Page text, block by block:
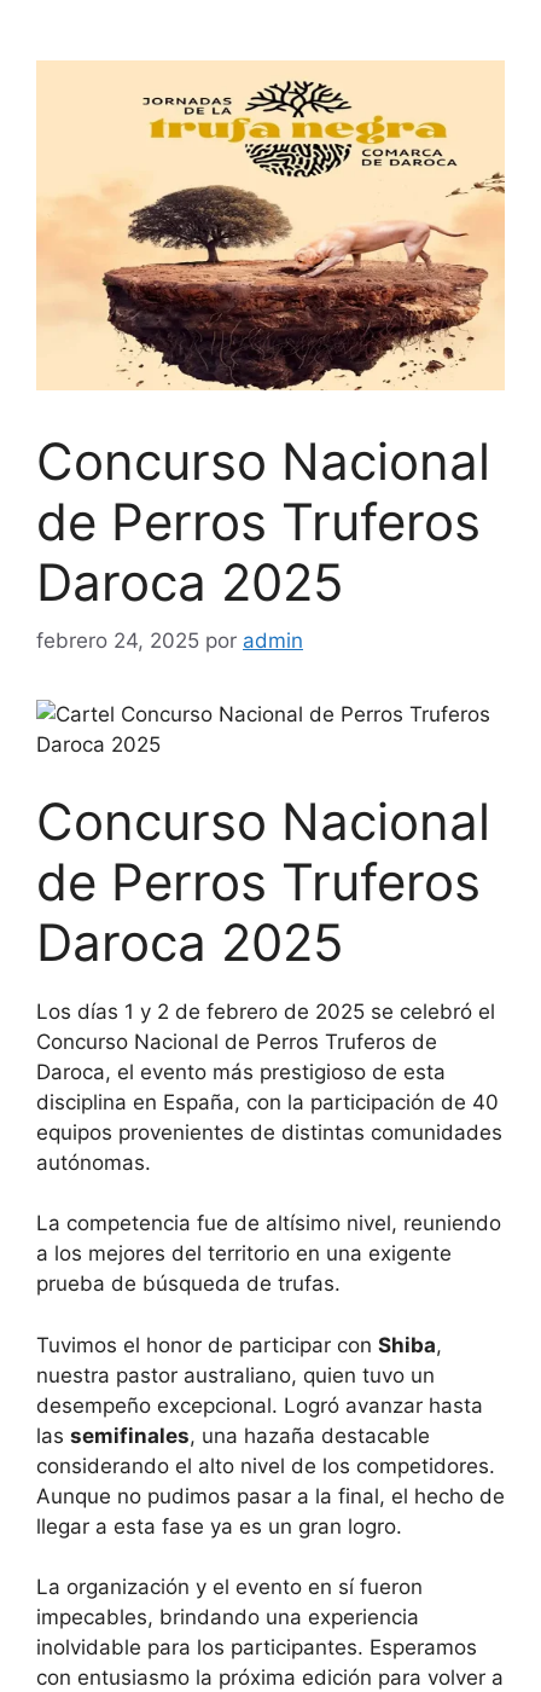
Concurso Nacional
de Perros Truferos
Daroca 2025
febrero 24, 2025 por admin
Concurso Nacional
de Perros Truferos
Daroca 2025
Los días 1 y 2 de febrero de 2025 se celebró el
Concurso Nacional de Perros Truferos de
Daroca, el evento más prestigioso de esta
disciplina en España, con la participación de 40
equipos provenientes de distintas comunidades
autónomas.
La competencia fue de altísimo nivel, reuniendo
a los mejores del territorio en una exigente
prueba de búsqueda de trufas.
Tuvimos el honor de participar con Shiba,
nuestra pastor australiano, quien tuvo un
desempeño excepcional. Logró avanzar hasta
las semifinales, una hazaña destacable
considerando el alto nivel de los competidores.
Aunque no pudimos pasar a la final, el hecho de
llegar a esta fase ya es un gran logro.
La organización y el evento en sí fueron
impecables, brindando una experiencia
inolvidable para los participantes. Esperamos
con entusiasmo la próxima edición para volver a